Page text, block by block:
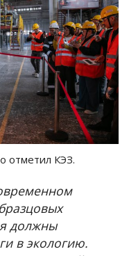
отметил КЭЗ.
должны
в экологию.